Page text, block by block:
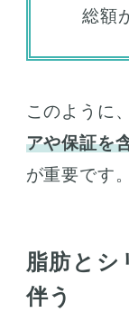
総額
このように
アや保証を
が重要です。
脂肪とシ
伴う